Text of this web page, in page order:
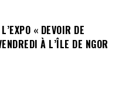
« DEVOIR DE
À L’ÎLE DE NGOR